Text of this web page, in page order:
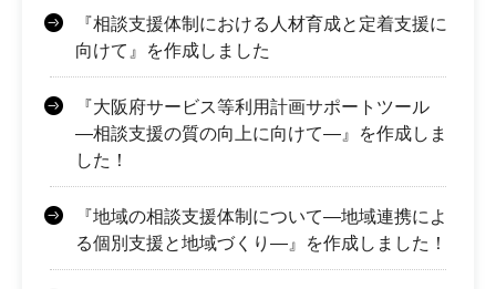
『相談支援体制における人材育成と定着支援に
向けて』を作成しました
『大阪府サービス等利用計画サポートツール
―相談支援の質の向上に向けて―』を作成しま
した！
『地域の相談支援体制について―地域連携によ
る個別支援と地域づくり―』を作成しました！